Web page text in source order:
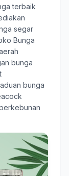
terbaik
segar
Bunga
bunga
bunga